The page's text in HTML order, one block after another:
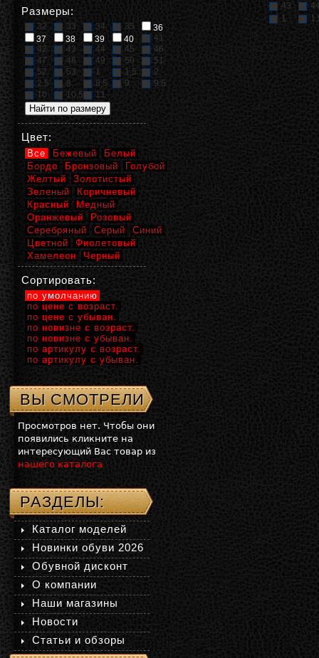
43
1
Размеры:
32 33 34 35
36
37
38 39 40
41
42
43 44 45
46
47
48 49 50
51
52
53 1 1,5
2
2,5
8 8,5 9
9,5
10
10,5 11
Цвет:
Все Бежевый
Белый
Бордо
Бронзовый
Голубой
Желтый
Золотистый
Зеленый
Коричневый
Красный
Медный
Оранжевый
Розовый
Серебряный
Серый
Синий
Цветной
Фиолетовый
Хамелеон
Черный
Сортировать:
по умолчанию
по цене с возраст.
по цене с убыван.
по новизне с возраст.
по новизне с убыван.
по артикулу с возраст.
по артикулу с убыван.
ВЫ СМОТРЕЛИ
Просмотров нет. Чтобы они
появились кликните на
интересующий Вас товар из
нашего каталога
РАЗДЕЛЫ:
Каталог моделей
Новинки обуви 2026
Обувной дисконт
О компании
Наши магазины
Новости
Статьи и обзоры